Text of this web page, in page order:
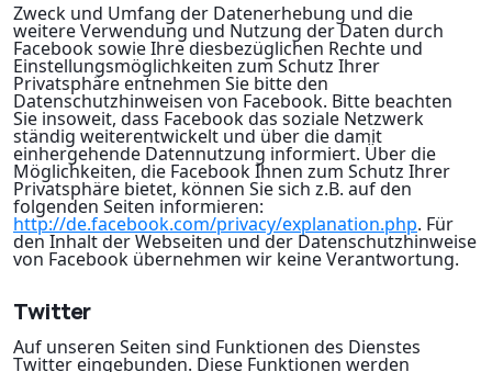
Zweck und Umfang der Datenerhebung und die
weitere Verwendung und Nutzung der Daten durch
Facebook sowie Ihre diesbezüglichen Rechte und
Einstellungsmöglichkeiten zum Schutz Ihrer
Privatsphäre entnehmen Sie bitte den
Datenschutzhinweisen von Facebook. Bitte beachten
Sie insoweit, dass Facebook das soziale Netzwerk
ständig weiterentwickelt und über die damit
einhergehende Datennutzung informiert. Über die
Möglichkeiten, die Facebook Ihnen zum Schutz Ihrer
Privatsphäre bietet, können Sie sich z.B. auf den
folgenden Seiten informieren:
http://de.facebook.com/privacy/explanation.php. Für
den Inhalt der Webseiten und der Datenschutzhinweise
von Facebook übernehmen wir keine Verantwortung.
Twitter
Auf unseren Seiten sind Funktionen des Dienstes
Twitter eingebunden. Diese Funktionen werden